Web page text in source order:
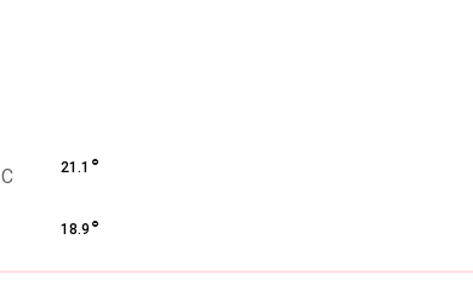
C 21.1 °
18.9 °